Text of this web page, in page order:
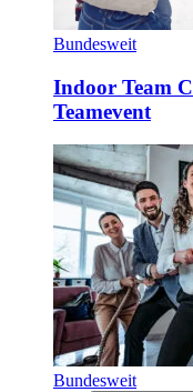
Bundesweit
Indoor Team
Teamevent
Bundesweit